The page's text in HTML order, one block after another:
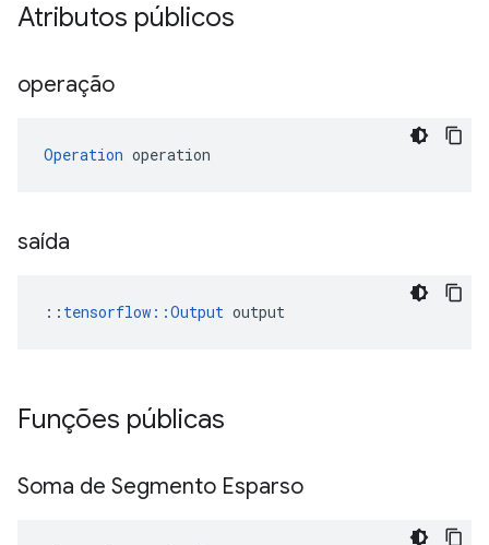
Atributos públicos
operação
Operation operation
saída
:: tensorflow::Output output
Funções públicas
Soma de Segmento Esparso